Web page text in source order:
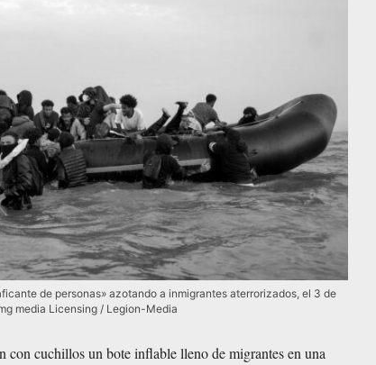
de personas» azotando a inmigrantes aterrorizados, el 3 de
media Licensing / Legion-Media
con cuchillos un bote inflable lleno de migrantes en una